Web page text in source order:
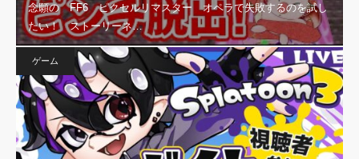
念願の FF6 ピクセルリマスター オペラで失敗するのを試し
たい！ ストーリーネ…
ゲーム